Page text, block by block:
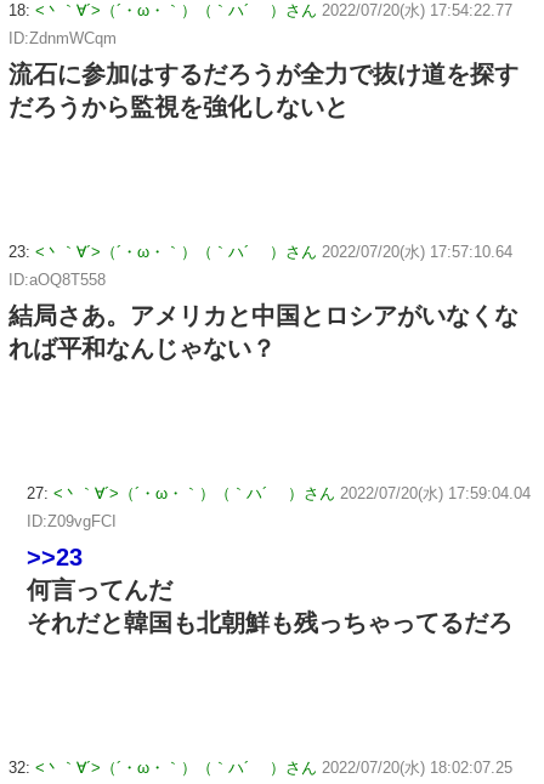
18: <丶｀∀´>（´・ω・｀）（｀ハ´ ）さん 2022/07/20(水) 17:54:22.77
ID:ZdnmWCqm
流石に参加はするだろうが全力で抜け道を探す
だろうから監視を強化しないと
23: <丶｀∀´>（´・ω・｀）（｀ハ´ ）さん 2022/07/20(水) 17:57:10.64
ID:aOQ8T558
結局さあ。アメリカと中国とロシアがいなくな
れば平和なんじゃない？
27: <丶｀∀´>（´・ω・｀）（｀ハ´ ）さん 2022/07/20(水) 17:59:04.04
ID:Z09vgFCI
>>23
何言ってんだ
それだと韓国も北朝鮮も残っちゃってるだろ
32: <丶｀∀´>（´・ω・｀）（｀ハ´ ）さん 2022/07/20(水) 18:02:07.25